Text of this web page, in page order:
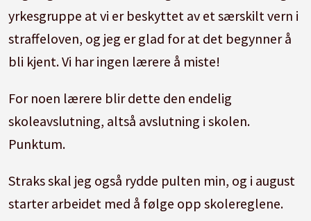
yrkesgruppe at vi er beskyttet av et særskilt vern i
straffeloven, og jeg er glad for at det begynner å
bli kjent. Vi har ingen lærere å miste!
For noen lærere blir dette den endelig
skoleavslutning, altså avslutning i skolen.
Punktum.
Straks skal jeg også rydde pulten min, og i august
starter arbeidet med å følge opp skolereglene.